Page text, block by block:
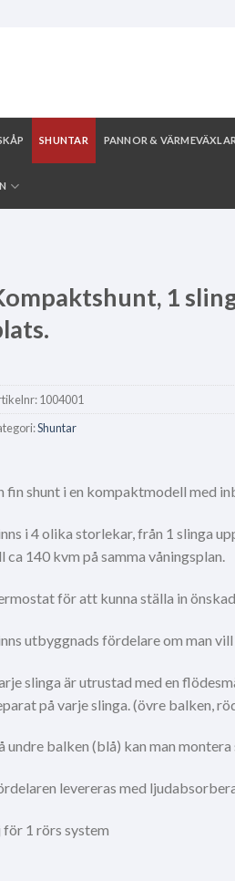
SHUNTAR PANNOR &
1
1004001
Shuntar
fin shunt i en kompaktmodell med
i 4 olika storlekar, från 1 slinga
ca 140 kvm på samma våningsplan.
för att kunna ställa in
utbyggnads fördelare om man
slinga är utrustad med en
på varje slinga. (övre balken,
undre balken (blå) kan man
levereras med
för 1 rörs system